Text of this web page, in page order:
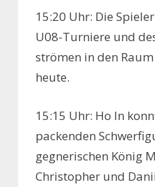
15:20 Uhr: Die
U08-Turniere und
strömen in den
heute.
15:15 Uhr: Ho In
packenden
gegnerischen König
Christopher und